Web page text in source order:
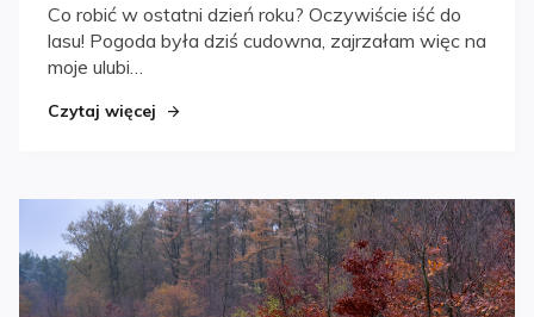
Co robić w ostatni dzień roku? Oczywiście iść do
lasu! Pogoda była dziś cudowna, zajrzałam więc na
moje ulubi…
Czytaj więcej